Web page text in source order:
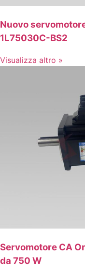
Nuovo
1L75030C-BS2
Visualizza altro »
Servomotore CA
da 750 W